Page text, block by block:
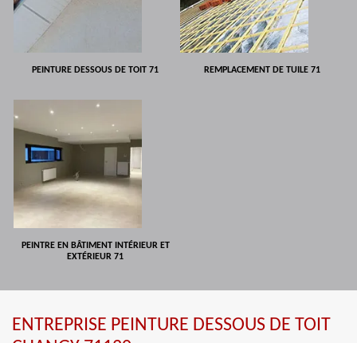
PEINTURE DESSOUS DE TOIT 71 REMPLACEMENT DE TUILE 71
PEINTRE EN BÂTIMENT INTÉRIEUR ET
EXTÉRIEUR 71
ENTREPRISE PEINTURE DESSOUS DE TOIT